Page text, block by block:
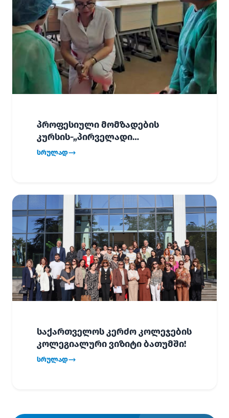
პროფესიული მომზადების
კურსის-„პირველადი
გადაუდებელი დახმარება“,
სრულად
საქართველოს კერძო კოლეჯების
კოლეგიალური ვიზიტი ბათუმში!
სრულად